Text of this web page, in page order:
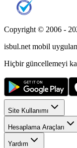
Copyright © 2006 -
isbul.net mobil
Hiçbir güncellemeyi
Site Kullanımı
Hesaplama Araçları
Yardım